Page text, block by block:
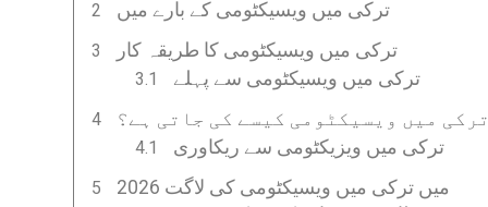
ترکی میں ویسیکٹومی کے بارے میں
ترکی میں ویسیکٹومی کا طریقہ کار
ترکی میں ویسیکٹومی سے پہلے
میں ویسیکٹومی کیسے کی جاتی ہے؟
ترکی میں ویزیکٹومی سے ریکاوری
2026 میں ترکی میں ویسیکٹومی کی لاگت